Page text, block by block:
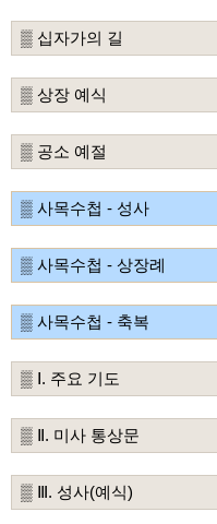
▒ 십자가의 길
▒ 상장 예식
▒ 공소 예절
▒ 사목수첩 - 성사
▒ 사목수첩 - 상장례
▒ 사목수첩 - 축복
▒ Ⅰ. 주요 기도
▒ Ⅱ. 미사 통상문
▒ Ⅲ. 성사(예식)